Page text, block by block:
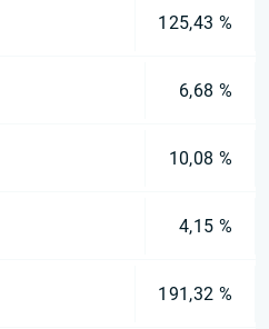
125,43 %
6,68 %
10,08 %
4,15 %
191,32 %